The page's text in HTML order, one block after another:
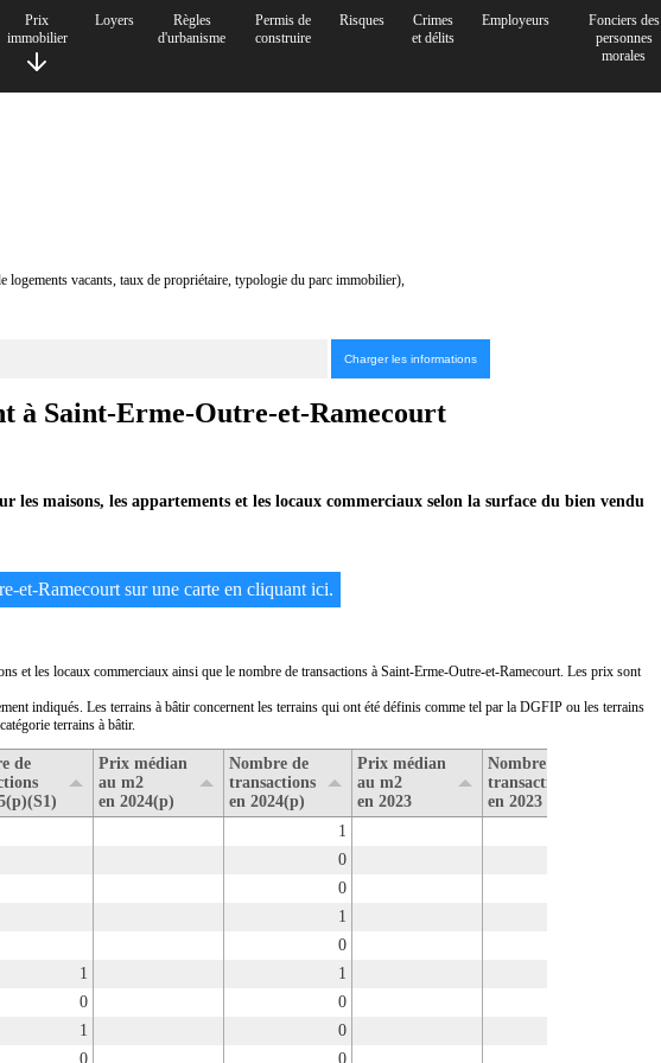
Prix
immobilier
Loyers
Règles
d'urbanisme
Permis de
construire
Risques
Crimes
et délits
Employeurs
Fonciers des
personnes
morales
vacants, taux de propriétaire, typologie du parc immobilier),
à Saint-Erme-Outre-et-Ramecourt
maisons, les appartements et les locaux commerciaux selon la surface du bien vendu
et-Ramecourt sur une carte en cliquant ici.
et les locaux commerciaux ainsi que le nombre de transactions à Saint-Erme-Outre-et-Ramecourt. Les prix sont
indiqués. Les terrains à bâtir concernent les terrains qui ont été définis comme tel par la DGFIP ou les terrains
terrains à bâtir.
de
Prix médian
au m2
en 2024(p)
Nombre de
transactions
en 2024(p)
Prix médian
au m2
en 2023
Nombre de
transactions
en 2023
1
0
0
1
0
1 1
0 0
1 0
0 0